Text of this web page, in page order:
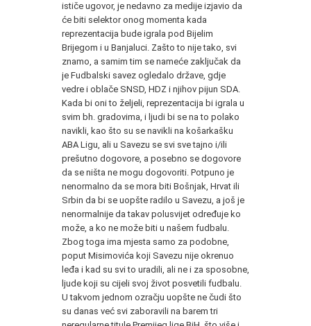
ističe ugovor, je nedavno za medije izjavio da
će biti selektor onog momenta kada
reprezentacija bude igrala pod Bijelim
Brijegom i u Banjaluci. Zašto to nije tako, svi
znamo, a samim tim se nameće zaključak da
je Fudbalski savez ogledalo države, gdje
vedre i oblače SNSD, HDZ i njihov pijun SDA.
Kada bi oni to željeli, reprezentacija bi igrala u
svim bh. gradovima, i ljudi bi se na to polako
navikli, kao što su se navikli na košarkašku
ABA Ligu, ali u Savezu se svi sve tajno i/ili
prešutno dogovore, a posebno se dogovore
da se ništa ne mogu dogovoriti. Potpuno je
nenormalno da se mora biti Bošnjak, Hrvat ili
Srbin da bi se uopšte radilo u Savezu, a još je
nenormalnije da takav polusvijet određuje ko
može, a ko ne može biti u našem fudbalu.
Zbog toga ima mjesta samo za podobne,
poput Misimovića koji Savezu nije okrenuo
leđa i kad su svi to uradili, ali ne i za sposobne,
ljude koji su cijeli svoj život posvetili fudbalu.
U takvom jednom ozračju uopšte ne čudi što
su danas već svi zaboravili na barem tri